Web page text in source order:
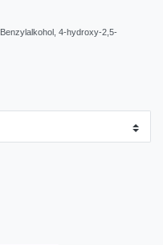
4-hydroxy-2,5-